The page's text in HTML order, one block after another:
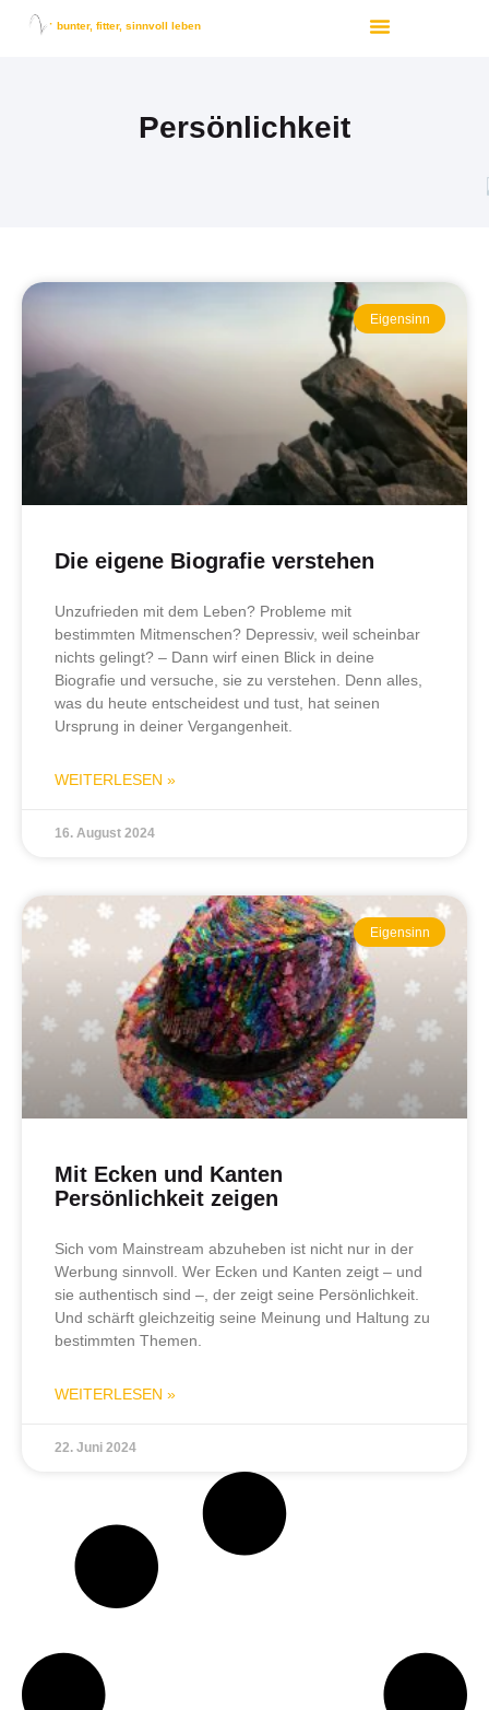
bunter, fitter, sinnvoll leben
Persönlichkeit
Eigensinn
Die eigene Biografie verstehen
Unzufrieden mit dem Leben? Probleme mit
bestimmten Mitmenschen? Depressiv, weil scheinbar
nichts gelingt? – Dann wirf einen Blick in deine
Biografie und versuche, sie zu verstehen. Denn alles,
was du heute entscheidest und tust, hat seinen
Ursprung in deiner Vergangenheit.
WEITERLESEN »
16. August 2024
Eigensinn
Mit Ecken und Kanten
Persönlichkeit zeigen
Sich vom Mainstream abzuheben ist nicht nur in der
Werbung sinnvoll. Wer Ecken und Kanten zeigt – und
sie authentisch sind –, der zeigt seine Persönlichkeit.
Und schärft gleichzeitig seine Meinung und Haltung zu
bestimmten Themen.
WEITERLESEN »
22. Juni 2024